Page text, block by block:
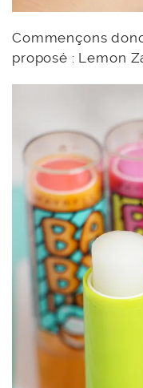
Commençons
proposé : Lemon